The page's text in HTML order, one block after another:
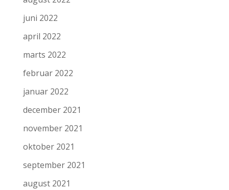
juni 2022
april 2022
marts 2022
februar 2022
januar 2022
december 2021
november 2021
oktober 2021
september 2021
august 2021